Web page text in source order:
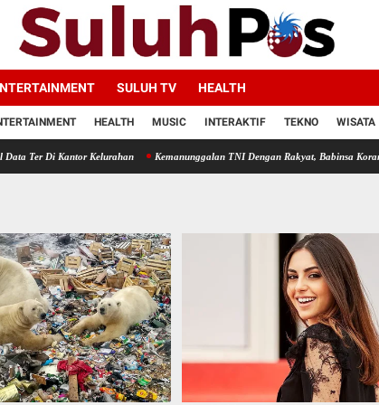
SULUH TV HEALTH
HEALTH MUSIC INTERAKTIF TEKNO WISATA
Kelurahan Kemanunggalan TNI Dengan Rakyat, Babinsa Koramil 10/SK